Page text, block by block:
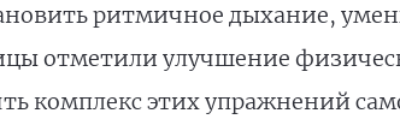
ритмичное дыхание,
отметили улучшение
комплекс этих упражнений